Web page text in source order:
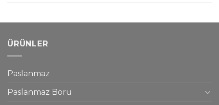
ÜRÜNLER
Paslanmaz
Paslanmaz Boru